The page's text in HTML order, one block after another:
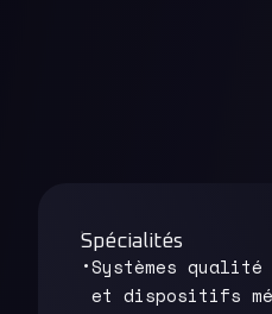
Spécialités
Systèmes qualité
et dispositifs